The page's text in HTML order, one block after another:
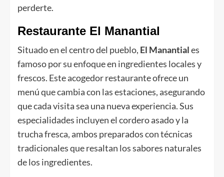
perderte.
Restaurante El Manantial
Situado en el centro del pueblo, El Manantiales
famoso por su enfoque en ingredientes locales y
frescos. Este acogedor restaurante ofrece un
menú que cambia con las estaciones, asegurando
que cada visita sea una nueva experiencia. Sus
especialidades incluyen el cordero asado y la
trucha fresca, ambos preparados con técnicas
tradicionales que resaltan los sabores naturales
de los ingredientes.